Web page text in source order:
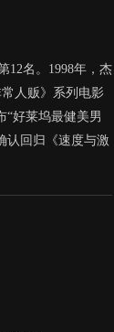
12名。1998年，杰
人贩》系列电影
“好莱坞最健美男
认回归《速度与激